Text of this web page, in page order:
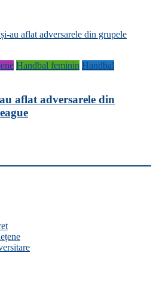
Handbal feminin Handbal
aflat adversarele din